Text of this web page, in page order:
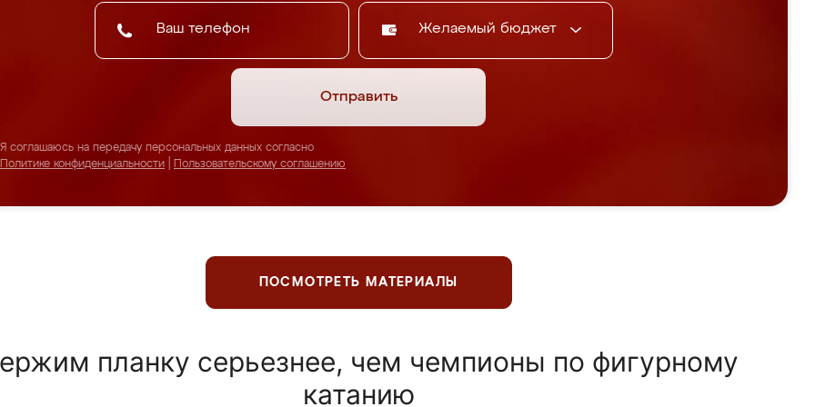
Желаемый бюджет
Отправить
Я соглашаюсь на передачу персональных данных согласно
Политике конфиденциальности
Пользовательскому соглашению
ПОСМОТРЕТЬ МАТЕРИАЛЫ
планку серьезнее, чем чемпионы по фигурному
катанию